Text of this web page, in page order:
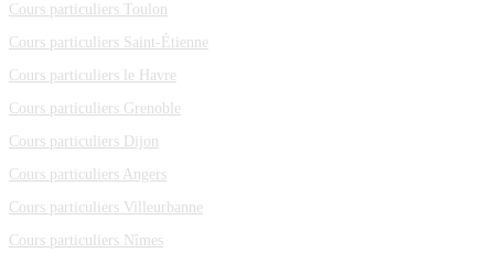
Cours particuliers Toulon
Cours particuliers Saint-Étienne
Cours particuliers le Havre
Cours particuliers Grenoble
Cours particuliers Dijon
Cours particuliers Angers
Cours particuliers Villeurbanne
Cours particuliers Nîmes